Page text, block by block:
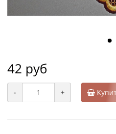
42 руб
- +